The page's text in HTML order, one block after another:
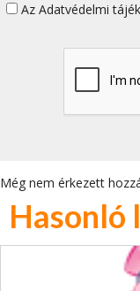
Az Adatvédelmi
Még nem érkezett
Hasonló